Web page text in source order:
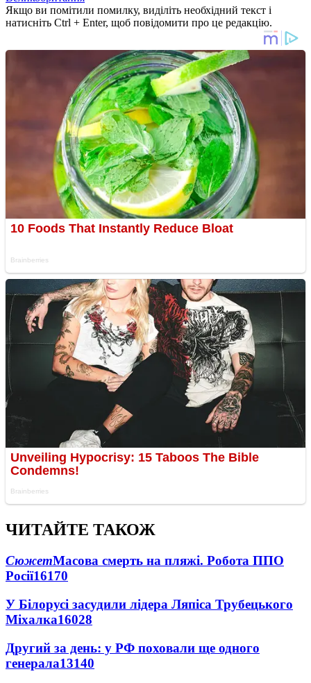
Якщо ви помітили помилку, виділіть необхідний текст і
натисніть Ctrl + Enter, щоб повідомити про це редакцію.
ЧИТАЙТЕ ТАКОЖ
СюжетМасова смерть на пляжі. Робота ППО
Росії16170
У Білорусі засудили лідера Ляпіса Трубецького
Міхалка16028
Другий за день: у РФ поховали ще одного
генерала13140